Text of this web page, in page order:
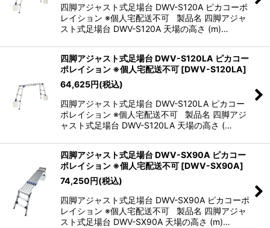
四脚アジャスト式足場台 DWV-S120A ピカコーポ
レイション ※個人宅配送不可 製品名 四脚アジャ
スト式足場台 DWV-S120A 天場の高さ (m)…
四脚アジャスト式足場台 DWV-S120LA ピカコー
ポレイション ※個人宅配送不可 [DWV-S120LA]
64,625円(税込)
四脚アジャスト式足場台 DWV-S120LA ピカコー
ポレイション ※個人宅配送不可 製品名 四脚アジ
ャスト式足場台 DWV-S120LA 天場の高さ (…
四脚アジャスト式足場台 DWV-SX90A ピカコー
ポレイション ※個人宅配送不可 [DWV-SX90A]
74,250円(税込)
四脚アジャスト式足場台 DWV-SX90A ピカコーポ
レイション ※個人宅配送不可 製品名 四脚アジャ
スト式足場台 DWV-SX90A 天場の高さ (m)…